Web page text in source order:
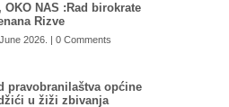
OKO NAS :Rad birokrate
Rizve
2026. | 0 Comments
pravobranilaštva općine
u žiži zbivanja